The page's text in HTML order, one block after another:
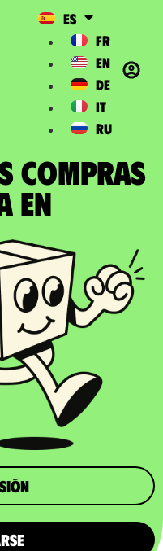
ES
FR
EN
DE
IT
RU
COMPRAS
en